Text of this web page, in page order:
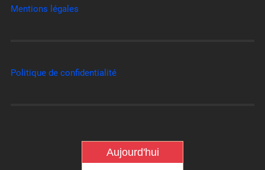
Mentions légales
Politique de confidentialité
Aujourd'hui